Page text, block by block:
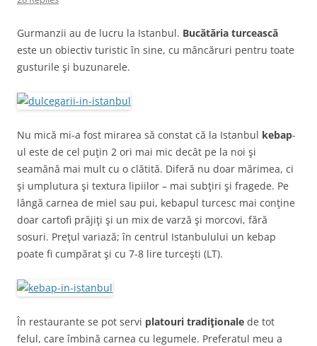
Gurmanzii au de lucru la Istanbul. Bucătăria turcească
este un obiectiv turistic în sine, cu mâncăruri pentru toate
gusturile şi buzunarele.
Nu mică mi-a fost mirarea să constat că la Istanbul kebap-
ul este de cel puţin 2 ori mai mic decât pe la noi şi
seamănă mai mult cu o clătită. Diferă nu doar mărimea, ci
şi umplutura şi textura lipiilor – mai subţiri şi fragede. Pe
lângă carnea de miel sau pui, kebapul turcesc mai conţine
doar cartofi prăjiţi şi un mix de varză şi morcovi, fără
sosuri. Preţul variază; în centrul Istanbulului un kebap
poate fi cumpărat şi cu 7-8 lire turceşti (LT).
În restaurante se pot servi platouri tradiţionale de tot
felul, care îmbină carnea cu legumele. Preferatul meu a